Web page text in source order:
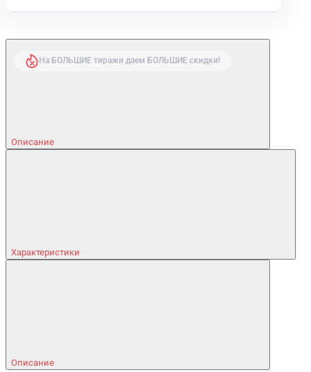
На БОЛЬШИЕ тиражи даем БОЛЬШИЕ скидки!
Описание
Характеристики
Описание